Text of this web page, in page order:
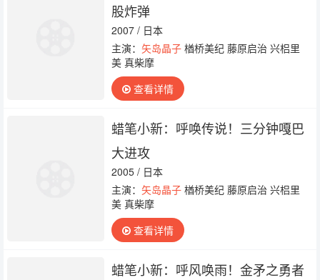
股炸弹
2007 / 日本
主演： 矢岛晶子楢桥美纪 藤原启治 兴梠里
美 真柴摩
查看详情
蜡笔小新：呼唤传说！三分钟嘎巴
大进攻
2005 / 日本
主演： 矢岛晶子楢桥美纪 藤原启治 兴梠里
美 真柴摩
查看详情
蜡笔小新：呼风唤雨！金矛之勇者